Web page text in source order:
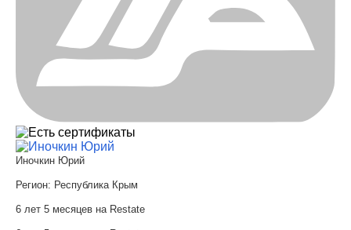
Иночкин Юрий
Регион: Республика Крым
6 лет 5 месяцев на Restate